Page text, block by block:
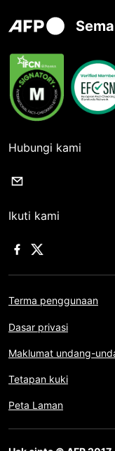
Hubungi kami
Ikuti kami
Terma penggunaan
Dasar privasi
Maklumat undang-
Tetapan kuki
Peta Laman